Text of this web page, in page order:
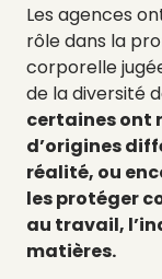
Les agences
rôle dans la
corporelle
de la diversité
certaines ont
d’origines
réalité, ou
les protéger
au travail,
matières.